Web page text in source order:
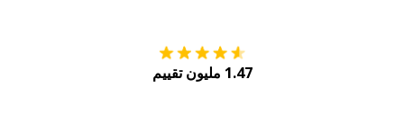
1.47 مليون تقييم